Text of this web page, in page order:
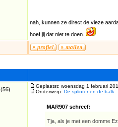
nah, kunnen ze direct de vieze
hoef jij dat niet te doen.
(56)
Geplaatst: woensdag 1 februari
Onderwerp: De splinter en de balk
MAR907 schreef:
Tja, als je met een domme